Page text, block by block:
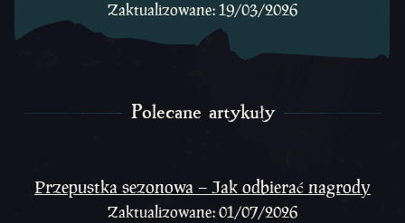
Zaktualizowane: 19/03/2026
Polecane artykuły
Przepustka sezonowa – Jak odbierać nagrody
Zaktualizowane: 01/07/2026